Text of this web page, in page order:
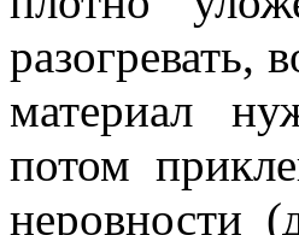
разогревать,
материал
потом
неровности